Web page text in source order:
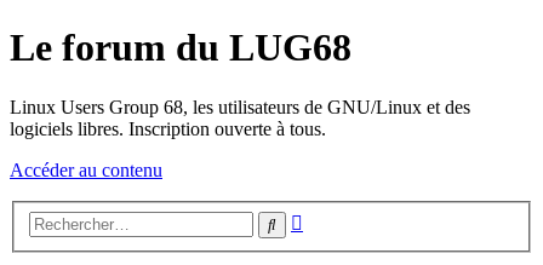
Le forum du LUG68
Linux Users Group 68, les utilisateurs de GNU/Linux et des
logiciels libres. Inscription ouverte à tous.
Accéder au contenu
Rechercher